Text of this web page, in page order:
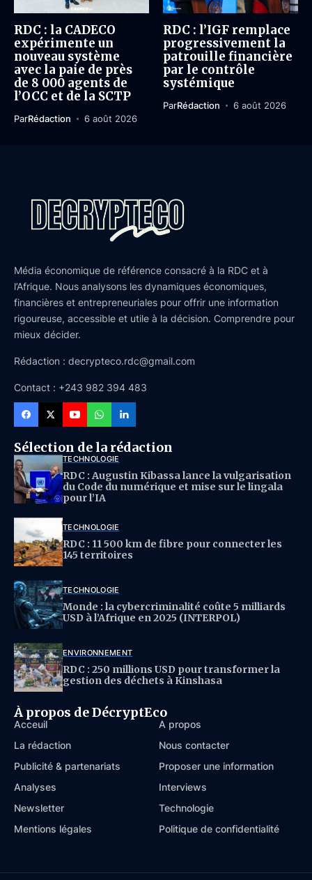
RDC : la CADECO
expérimente un
nouveau système
avec la paie de près
de 8 000 agents de
l’OCC et de la SCTP
ParRédaction 6 août 2026
RDC : l’IGF remplace
progressivement la
patrouille financière
par le contrôle
systémique
ParRédaction 6 août 2026
Média économique de référence consacré à la RDC et à
l’Afrique. Nous analysons les dynamiques économiques,
financières et entrepreneuriales pour offrir une information
rigoureuse, accessible et utile à la décision. Comprendre pour
mieux décider.
Rédaction : decrypteco.rdc@gmail.com
Contact : +243 982 394 483
Sélection de la rédaction
TECHNOLOGIE
RDC : Augustin Kibassa lance la vulgarisation
du Code du numérique et mise sur le lingala
pour l’IA
TECHNOLOGIE
RDC : 11 500 km de fibre pour connecter les
145 territoires
TECHNOLOGIE
Monde : la cybercriminalité coûte 5 milliards
USD à l’Afrique en 2025 (INTERPOL)
ENVIRONNEMENT
RDC : 250 millions USD pour transformer la
gestion des déchets à Kinshasa
À propos de DécryptEco
Acceuil
À propos
La rédaction
Nous contacter
Publicité & partenariats
Proposer une information
Analyses
Interviews
Newsletter
Technologie
Mentions légales
Politique de confidentialité